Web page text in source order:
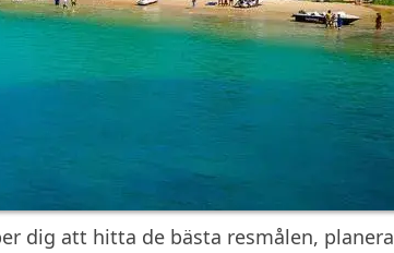
dig att hitta de bästa resmålen, planera